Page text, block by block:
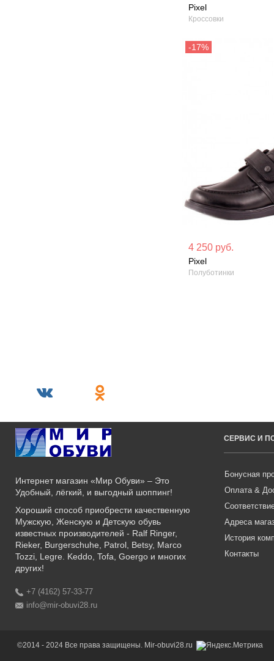
Pixel
Кроссовки
4 250 руб.
Pixel
Полуботинки
Материал
кожа
Сезон:
Интернет магазин «Мир Обуви» – Это
Удобный, лёгкий, и выгодный шоппинг!
Хороший способ приобрести качественную
Мужскую, Женскую и Детскую обувь
известных производителей - Ralf Ringer,
Rieker, Burgerschuhe, Patrol, Betsy, Marco
Tozzi, Legre. Keddo, Tofa, Goergo и многих
других!
+7 (4162) 57-33-77
info@mir-obuvi28.ru
СЕРВИС И
Бонусная
Оплата &
Адреса
История
Контакты
©2014 - 2024 Все права защищены. Mir-obuvi28.ru